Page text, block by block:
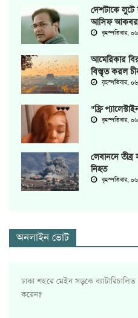
দেশটাকে লুটে
আসিফ আকবর
বৃহস্পতিবার,
আমেরিকার
বিস্তৃত করল
বৃহস্পতিবার,
"ফ্রি
বৃহস্পতিবার,
লেবাননে
নিহত
বৃহস্পতিবার,
অনলাইন ভোট
ঢাকা শহরে মেইন সড়কে
করেন?